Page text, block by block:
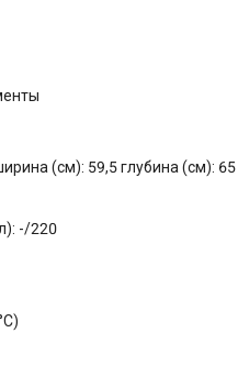
(см): 59,5 глубина (см): 65
-/220